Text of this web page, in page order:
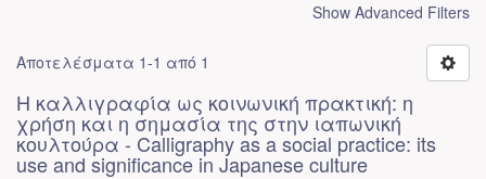
Show Advanced Filters
Αποτελέσματα 1-1 από 1
Η καλλιγραφία ως κοινωνική πρακτική: η
χρήση και η σημασία της στην ιαπωνική
κουλτούρα - Calligraphy as a social practice: its
use and significance in Japanese culture